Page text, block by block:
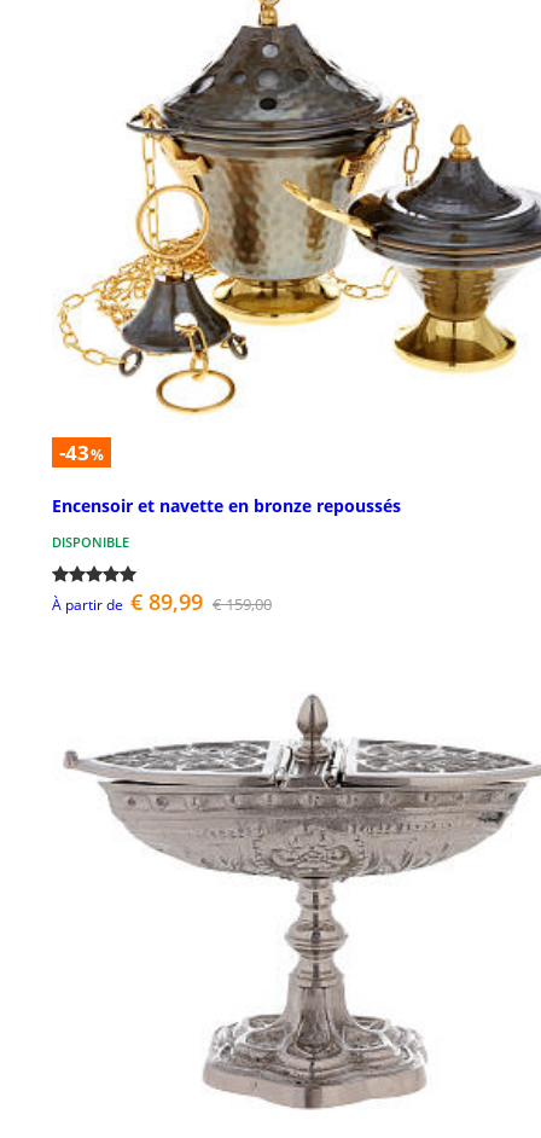
-43%
Encensoir et navette en bronze repoussés
DISPONIBLE
À partir de € 89,99 € 159,00